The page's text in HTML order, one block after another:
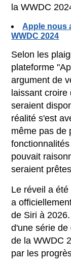
la WWDC
Apple nous
WWDC 2024
Selon les
plateforme
argument de
laissant croire
seraient
réalité s'est
même pas de
pouvait
seraient
Le réveil a
a
de Siri à
d'une série
de la WWDC
par les